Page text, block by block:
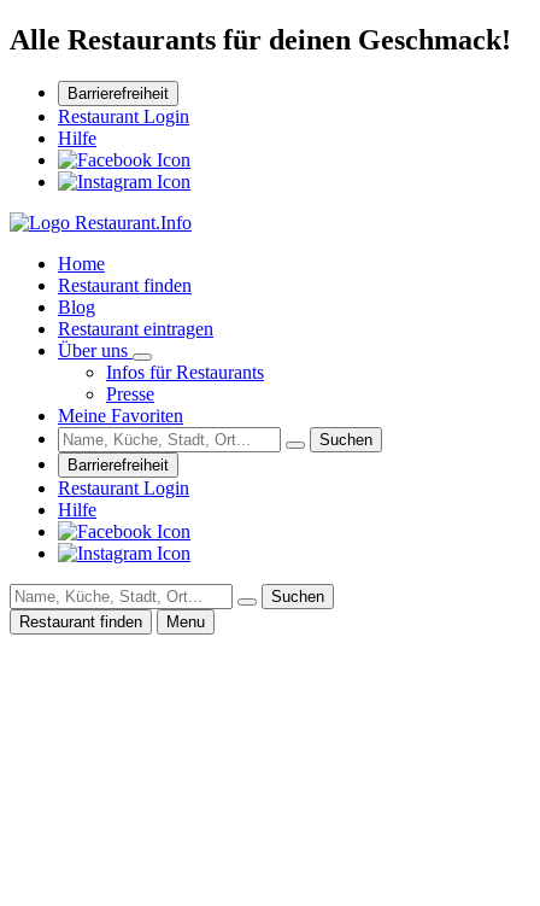
Alle Restaurants für deinen Geschmack!
Barrierefreiheit
Restaurant Login
Hilfe
Home
Restaurant finden
Blog
Restaurant eintragen
Über uns
Infos für Restaurants
Presse
Meine Favoriten
Suchen
Barrierefreiheit
Restaurant Login
Hilfe
Suchen
Restaurant finden
Menu